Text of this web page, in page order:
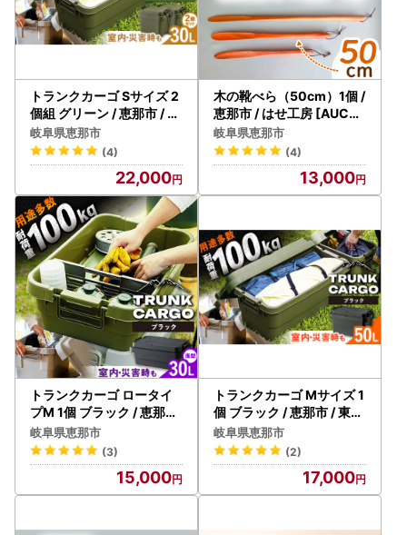
トランクカーゴ Sサイズ 2
個組 グリーン / 恵那市 / 東
谷 [AUAD028] アウトド
ア
岐阜県恵那市
(4)
22,000
木の靴べら（50cm）1個 /
恵那市 / はせ工房 [AUCH
016] 靴べら
岐阜県恵那市
(4)
13,000
トランクカーゴ ロータイ
プM 1個 ブラック / 恵那市
/ 東谷 [AUAD036] 収納
岐阜県恵那市
(3)
15,000
トランクカーゴ Mサイズ 1
個 ブラック / 恵那市 / 東谷
[AUAD033] 収納
岐阜県恵那市
(2)
17,000